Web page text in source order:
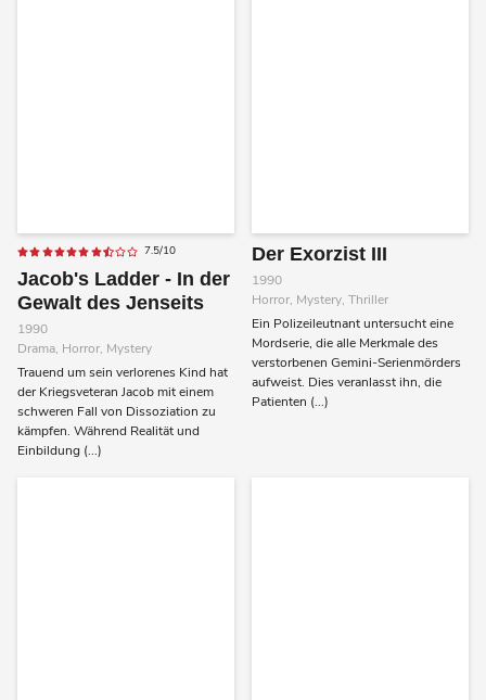
7.5/10
Jacob's Ladder - In der
Gewalt des Jenseits
1990
Drama, Horror, Mystery
Trauend um sein verlorenes Kind hat
der Kriegsveteran Jacob mit einem
schweren Fall von Dissoziation zu
kämpfen. Während Realität und
Einbildung (...)
Der Exorzist III
1990
Horror, Mystery, Thriller
Ein Polizeileutnant untersucht eine
Mordserie, die alle Merkmale des
verstorbenen Gemini-Serienmörders
aufweist. Dies veranlasst ihn, die
Patienten (...)